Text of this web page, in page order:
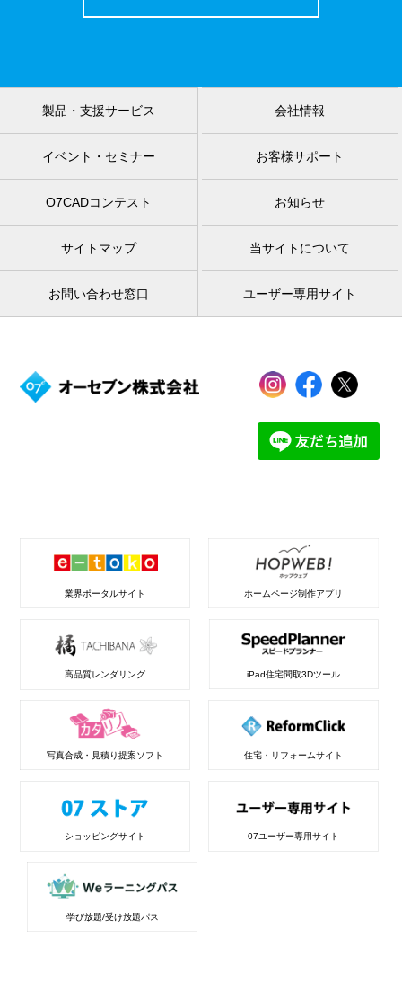
製品・支援サービス 会社情報
イベント・セミナー お客様サポート
O7CADコンテスト お知らせ
サイトマップ 当サイトについて
お問い合わせ窓口 ユーザー専用サイト
業界ポータルサイト ホームページ制作アプリ
高品質レンダリング iPad住宅間取3Dツール
写真合成・見積り提案ソフト 住宅・リフォームサイト
ショッピングサイト 07ユーザー専用サイト
学び放題/受け放題パス